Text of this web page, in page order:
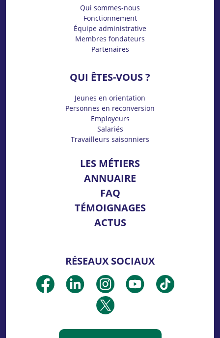
Qui sommes-nous
Fonctionnement
Équipe administrative
Membres fondateurs
Partenaires
QUI ÊTES-VOUS ?
Jeunes en orientation
Personnes en reconversion
Employeurs
Salariés
Travailleurs saisonniers
LES MÉTIERS
ANNUAIRE
FAQ
TÉMOIGNAGES
ACTUS
RÉSEAUX SOCIAUX